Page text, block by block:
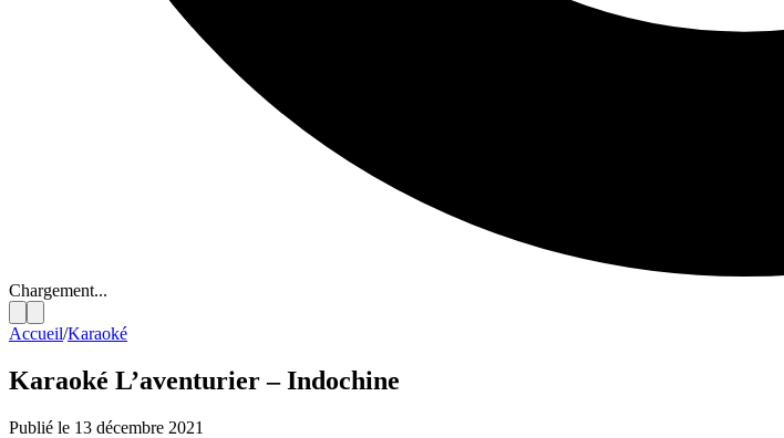
Chargement...
Accueil/Karaoké
Karaoké L’aventurier – Indochine
Publié le 13 décembre 2021